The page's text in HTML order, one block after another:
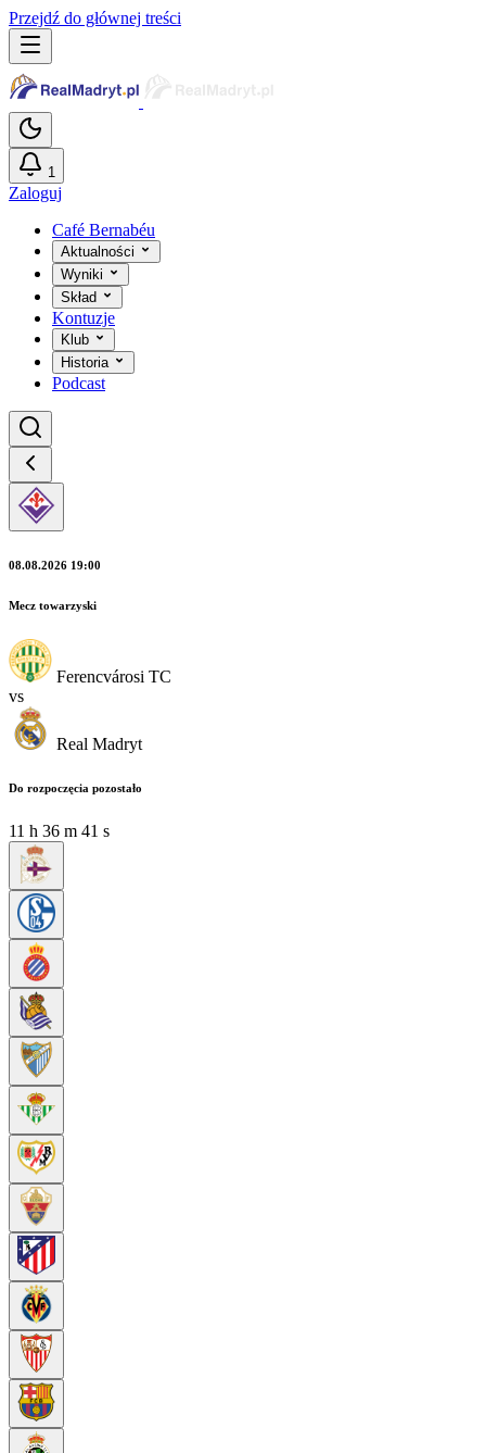
Przejdź do głównej treści
1
Zaloguj
Café Bernabéu
Aktualności
Wyniki
Skład
Kontuzje
Klub
Historia
Podcast
08.08.2026 19:00
Mecz towarzyski
Ferencvárosi TC
vs
Real Madryt
Do rozpoczęcia pozostało
11 h 36 m 40 s